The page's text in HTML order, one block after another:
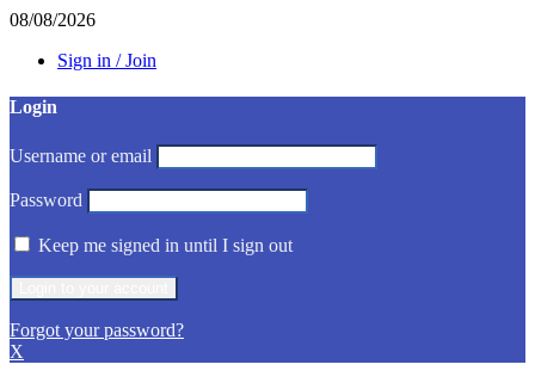
08/08/2026
Sign in / Join
Login
Username or email
Password
Keep me signed in until I sign out
Forgot your password?
X